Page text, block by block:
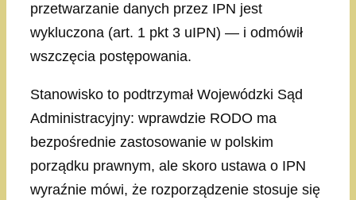
przetwarzanie danych przez IPN jest
wykluczona (art. 1 pkt 3 uIPN) — i odmówił
wszczęcia postępowania.
Stanowisko to podtrzymał Wojewódzki Sąd
Administracyjny: wprawdzie RODO ma
bezpośrednie zastosowanie w polskim
porządku prawnym, ale skoro ustawa o IPN
wyraźnie mówi, że rozporządzenie stosuje się